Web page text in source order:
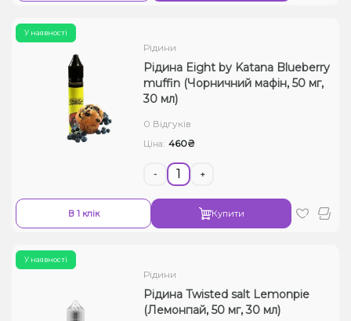
У наявності
Рідини
Рідина Eight by Katana Blueberry
muffin (Чорничний мафін, 50 мг,
30 мл)
0 Відгуків
Ціна: 460₴
- +
В 1 клік Купити
У наявності
Рідини
Рідина Twisted salt Lemonpie
(Лемонпай, 50 мг, 30 мл)